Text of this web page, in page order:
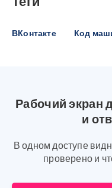
ВКонтакте Код
Рабочий экран
и
В одном доступе
проверено и